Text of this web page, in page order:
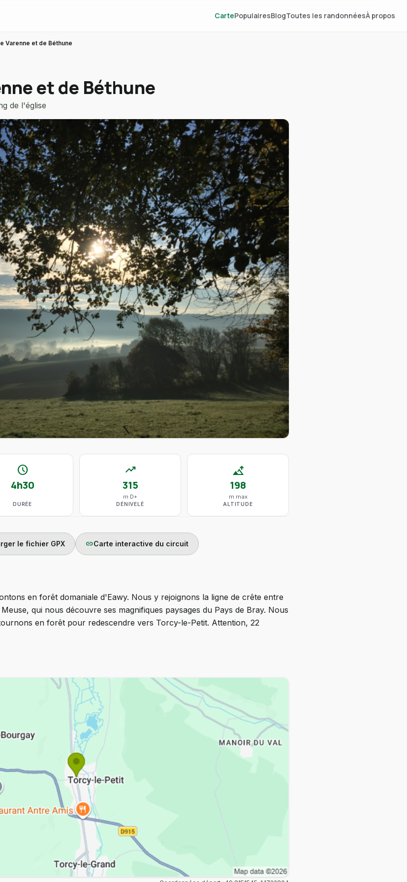
CartePopulairesBlogToutes les randonnéesÀ propos
Varenne et de Béthune
et de Béthune
de l'église
schedule
4h30
DURÉE
trending_up
315
m D+
DÉNIVELÉ
altitude
198
m max
ALTITUDE
le fichier GPX linkCarte interactive du circuit
en forêt domaniale d'Eawy. Nous y rejoignons la ligne de crête entre
qui nous découvre ses magnifiques paysages du Pays de Bray. Nous
en forêt pour redescendre vers Torcy-le-Petit. Attention, 22